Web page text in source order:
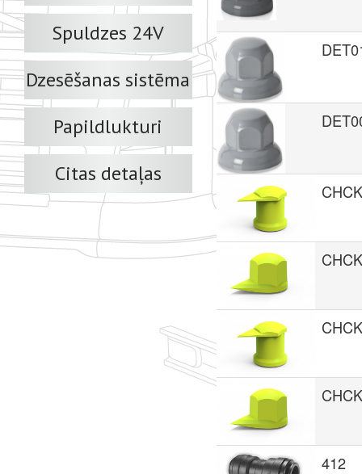
Spuldzes 24V
Dzesēšanas sistēma
Papildlukturi
Citas detaļas
412